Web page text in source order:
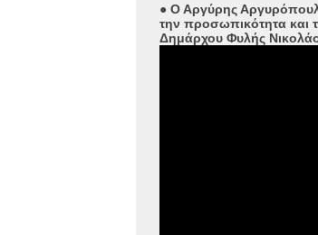
● Ο Αργύρης
την προσωπικότητα και
Δημάρχου Φυλής